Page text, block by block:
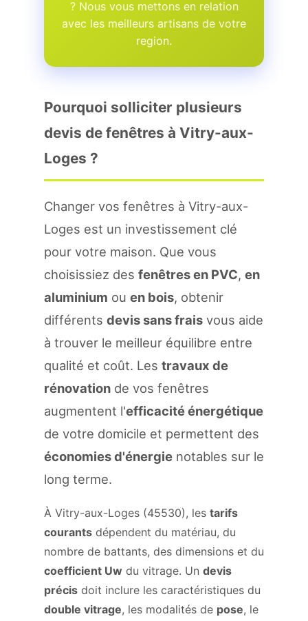
? Nous vous mettons en relation
avec les meilleurs artisans de votre
region.
Pourquoi solliciter plusieurs
devis de fenêtres à Vitry-aux-
Loges ?
Changer vos fenêtres à Vitry-aux-
Loges est un investissement clé
pour votre maison. Que vous
choisissiez des fenêtres en PVC, en
aluminium ou en bois, obtenir
différents devis sans frais vous aide
à trouver le meilleur équilibre entre
qualité et coût. Les travaux de
rénovation de vos fenêtres
augmentent l'efficacité énergétique
de votre domicile et permettent des
économies d'énergie notables sur le
long terme.
À Vitry-aux-Loges (45530), les tarifs
courants dépendent du matériau, du
nombre de battants, des dimensions et du
coefficient Uw du vitrage. Un devis
précis doit inclure les caractéristiques du
double vitrage, les modalités de pose, le